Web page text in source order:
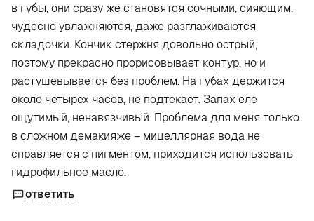
в губы, они сразу же становятся сочными, сияющим,
чудесно увлажняются, даже разглаживаются
складочки. Кончик стержня довольно острый,
поэтому прекрасно прорисовывает контур, но и
растушевывается без проблем. На губах держится
около четырех часов, не подтекает. Запах еле
ощутимый, ненавязчивый. Проблема для меня только
в сложном демакияже – мицеллярная вода не
справляется с пигментом, приходится использовать
гидрофильное масло.
ответить